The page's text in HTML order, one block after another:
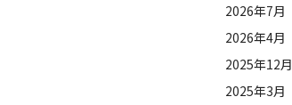
2026年7月
2026年4月
2025年12月
2025年3月